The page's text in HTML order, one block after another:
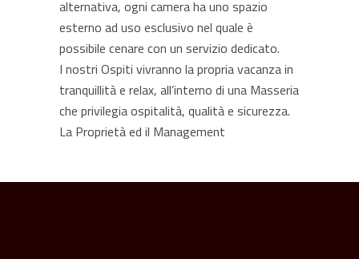
alternativa, ogni camera ha uno spazio
esterno ad uso esclusivo nel quale è
possibile cenare con un servizio dedicato.
I nostri Ospiti vivranno la propria vacanza in
tranquillità e relax, all’interno di una Masseria
che privilegia ospitalità, qualità e sicurezza.
La Proprietà ed il Management